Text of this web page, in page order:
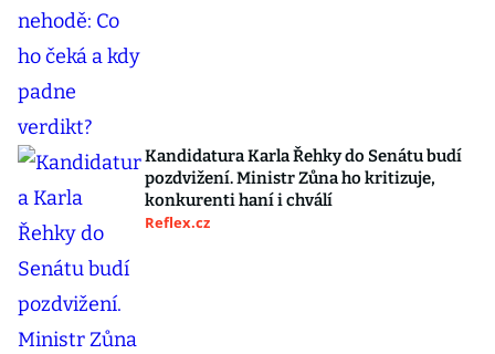
Kandidatura Karla Řehky do Senátu budí
pozdvižení. Ministr Zůna ho kritizuje,
konkurenti haní i chválí
Reflex.cz